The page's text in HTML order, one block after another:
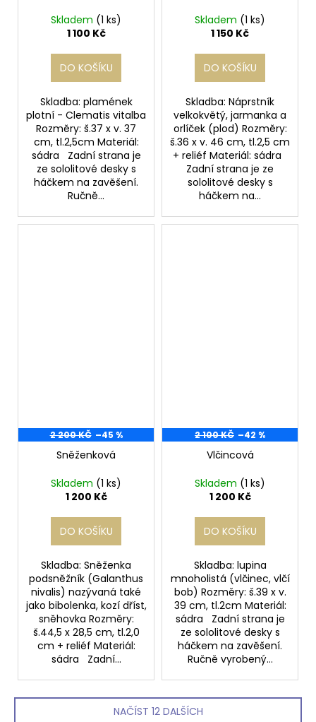
Skladem (1 ks)
1 100 Kč
DO KOŠÍKU
Skladba: plamének
plotní - Clematis vitalba
Rozměry: š.37 x v. 37
cm, tl.2,5cm Materiál:
sádra Zadní strana je
ze sololitové desky s
háčkem na zavěšení.
Ručně...
Skladem (1 ks)
1 150 Kč
DO KOŠÍKU
Skladba: Náprstník
velkokvětý, jarmanka a
orlíček (plod) Rozměry:
š.36 x v. 46 cm, tl.2,5 cm
+ reliéf Materiál: sádra
Zadní strana je ze
sololitové desky s
háčkem na...
2 200 KČ –45 %
Sněženková
Skladem (1 ks)
1 200 Kč
DO KOŠÍKU
Skladba: Sněženka
podsněžník (Galanthus
nivalis) nazývaná také
jako bibolenka, kozí dříst,
sněhovka Rozměry:
š.44,5 x 28,5 cm, tl.2,0
cm + reliéf Materiál:
sádra Zadní...
2 100 KČ –42 %
Vlčincová
Skladem (1 ks)
1 200 Kč
DO KOŠÍKU
Skladba: lupina
mnoholistá (vlčinec, vlčí
bob) Rozměry: š.39 x v.
39 cm, tl.2cm Materiál:
sádra Zadní strana je
ze sololitové desky s
háčkem na zavěšení.
Ručně vyrobený...
NAČÍST 12 DALŠÍCH